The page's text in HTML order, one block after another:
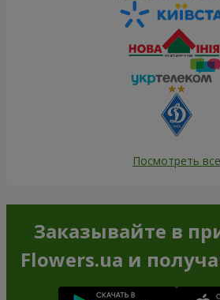
Посмотреть все
Заказывайте в
Flowers.ua и